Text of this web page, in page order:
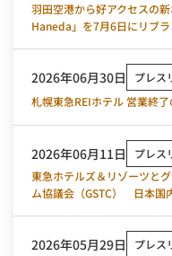
羽田空港から好アクセスの
Haneda」を7月6日にリブラ
2026年06月30日
プレス
札幌東急REIホテル 営業終
2026年06月11日 プレス
東急ホテルズ＆リゾーツと
ム協議会（GSTC） 日本国
2026年05月29日
プレス